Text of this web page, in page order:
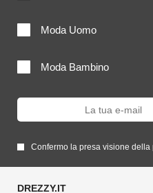
Moda Uomo
Moda Bambino
Confermo la presa visione della